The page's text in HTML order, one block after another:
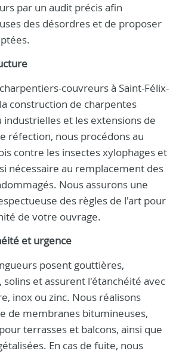
par un audit précis afin
des désordres et de proposer
couvreurs à Saint-Félix-
construction de charpentes
et les extensions de
réfection, nous procédons au
contre les insectes xylophages et
nécessaire au remplacement des
Nous assurons une
des règles de l'art pour
de votre ouvrage.
et urgence
posent gouttières,
solins et assurent l'étanchéité avec
inox ou zinc. Nous réalisons
de membranes bitumineuses,
terrasses et balcons, ainsi que
En cas de fuite, nous